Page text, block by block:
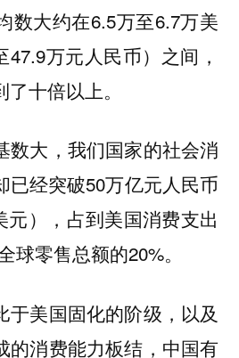
数大约在6.5万至6.7万美
万元人民币）之间，
十倍以上。
数大，我们国家的社会消
已经突破50万亿元人民币
元），占到美国消费支出
球零售总额的20%。
于美国固化的阶级，以及
的消费能力板结，中国有